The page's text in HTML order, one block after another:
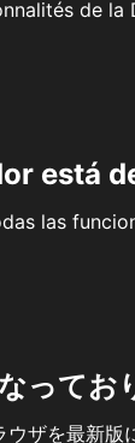
de la
está
las
ってお
ザを最新版